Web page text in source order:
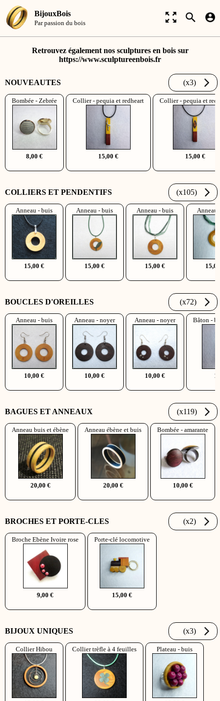
BijouxBois
Par passion du bois
Retrouvez également nos sculptures en bois sur
https://www.sculptureenbois.fr
NOUVEAUTES (x3)
Bombée - Zebrée
8,00 €
Collier - pequia et redheart
15,00 €
Collier - pequia et
15,00 €
COLLIERS ET PENDENTIFS (x105)
Anneau - buis
15,00 €
Anneau - buis
15,00 €
Anneau - buis
15,00 €
Anneau
BOUCLES D'OREILLES (x72)
Anneau - buis
10,00 €
Anneau - noyer
10,00 €
Anneau - noyer
10,00 €
Bâton -
BAGUES ET ANNEAUX (x119)
Anneau buis et ébène
20,00 €
Anneau ébène et buis
20,00 €
Bombée - amarante
10,00 €
BROCHES ET PORTE-CLES (x2)
Broche Ebène Ivoire rose
9,00 €
Porte-clé locomotive
15,00 €
BIJOUX UNIQUES (x3)
Collier Hibou Collier trèfle à 4 feuilles Plateau - buis